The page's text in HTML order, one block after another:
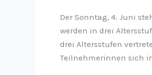
Der Sonntag, 4. Juni
werden in drei
drei Altersstufen
Teilnehmerinnen sich